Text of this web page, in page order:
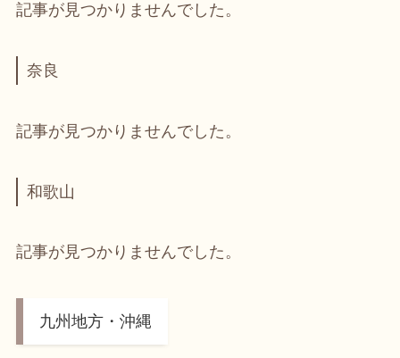
記事が見つかりませんでした。
奈良
記事が見つかりませんでした。
和歌山
記事が見つかりませんでした。
九州地方・沖縄